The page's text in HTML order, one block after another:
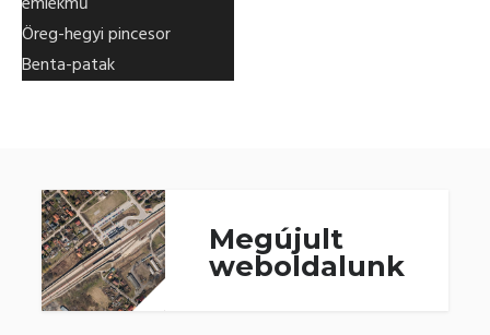
Öreg-hegyi pincesor
Benta-patak
Megújult
weboldalunk